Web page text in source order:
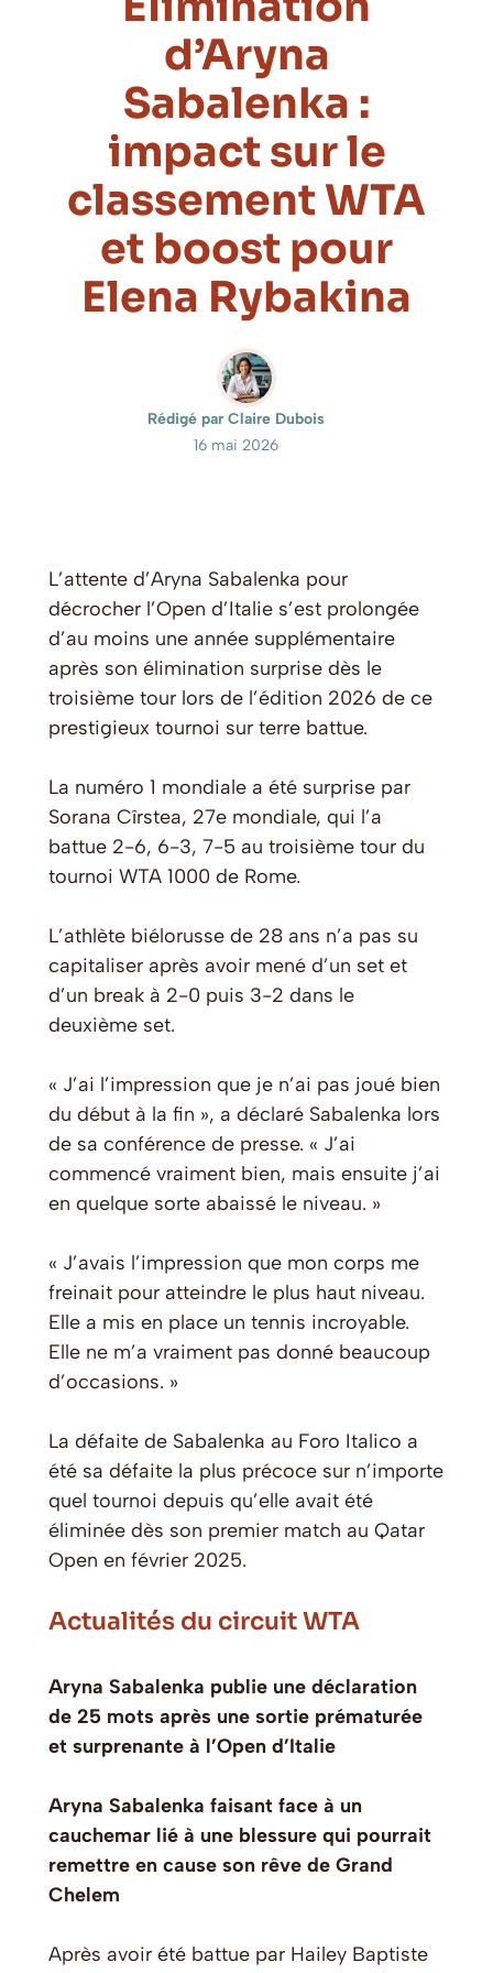
d’Aryna
Sabalenka :
impact sur le
classement WTA
et boost pour
Elena Rybakina
Rédigé par Claire Dubois
16 mai 2026
L’attente d’Aryna Sabalenka pour
décrocher l’Open d’Italie s’est prolongée
d’au moins une année supplémentaire
après son élimination surprise dès le
troisième tour lors de l’édition 2026 de ce
prestigieux tournoi sur terre battue.
La numéro 1 mondiale a été surprise par
Sorana Cîrstea, 27e mondiale, qui l’a
battue 2-6, 6-3, 7-5 au troisième tour du
tournoi WTA 1000 de Rome.
L’athlète biélorusse de 28 ans n’a pas su
capitaliser après avoir mené d’un set et
d’un break à 2-0 puis 3-2 dans le
deuxième set.
« J’ai l’impression que je n’ai pas joué bien
du début à la fin », a déclaré Sabalenka lors
de sa conférence de presse. « J’ai
commencé vraiment bien, mais ensuite j’ai
en quelque sorte abaissé le niveau. »
« J’avais l’impression que mon corps me
freinait pour atteindre le plus haut niveau.
Elle a mis en place un tennis incroyable.
Elle ne m’a vraiment pas donné beaucoup
d’occasions. »
La défaite de Sabalenka au Foro Italico a
été sa défaite la plus précoce sur n’importe
quel tournoi depuis qu’elle avait été
éliminée dès son premier match au Qatar
Open en février 2025.
Actualités du circuit WTA
Aryna Sabalenka publie une déclaration
de 25 mots après une sortie prématurée
et surprenante à l’Open d’Italie
Aryna Sabalenka faisant face à un
cauchemar lié à une blessure qui pourrait
remettre en cause son rêve de Grand
Chelem
Après avoir été battue par Hailey Baptiste